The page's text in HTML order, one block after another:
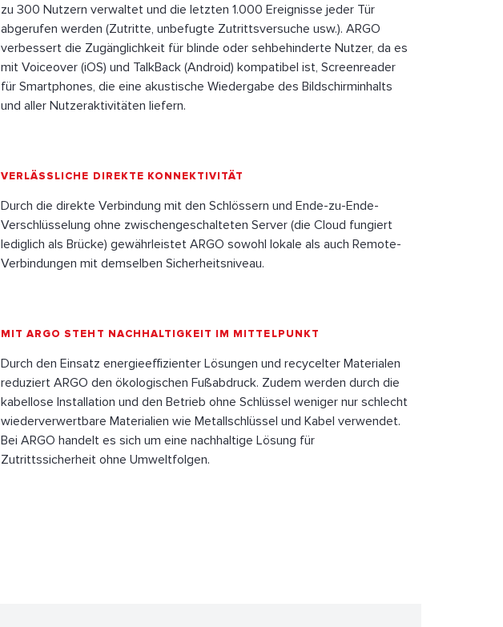
zu 300 Nutzern verwaltet und die letzten 1.000 Ereignisse jeder Tür
abgerufen werden (Zutritte, unbefugte Zutrittsversuche usw.). ARGO
verbessert die Zugänglichkeit für blinde oder sehbehinderte Nutzer, da es
mit Voiceover (iOS) und TalkBack (Android) kompatibel ist, Screenreader
für Smartphones, die eine akustische Wiedergabe des Bildschirminhalts
und aller Nutzeraktivitäten liefern.
VERLÄSSLICHE DIREKTE KONNEKTIVITÄT
Durch die direkte Verbindung mit den Schlössern und Ende-zu-Ende-
Verschlüsselung ohne zwischengeschalteten Server (die Cloud fungiert
lediglich als Brücke) gewährleistet ARGO sowohl lokale als auch Remote-
Verbindungen mit demselben Sicherheitsniveau.
MIT ARGO STEHT NACHHALTIGKEIT IM MITTELPUNKT
Durch den Einsatz energieeffizienter Lösungen und recycelter Materialen
reduziert ARGO den ökologischen Fußabdruck. Zudem werden durch die
kabellose Installation und den Betrieb ohne Schlüssel weniger nur schlecht
wiederverwertbare Materialien wie Metallschlüssel und Kabel verwendet.
Bei ARGO handelt es sich um eine nachhaltige Lösung für
Zutrittssicherheit ohne Umweltfolgen.